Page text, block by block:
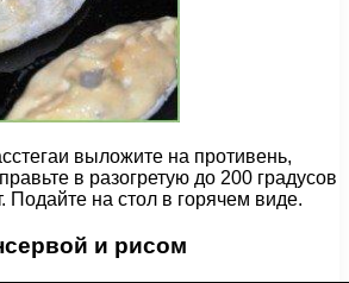
выложите на противень,
в разогретую до 200 градусов
Подайте на стол в горячем виде.
и рисом